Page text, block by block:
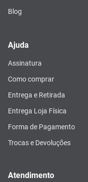
Blog
Ajuda
Assinatura
Como comprar
Entrega e Retirada
Entrega Loja Física
Forma de Pagamento
Trocas e Devoluções
Atendimento